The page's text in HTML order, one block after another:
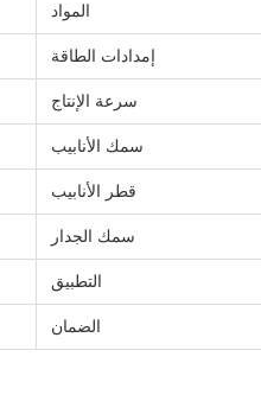
المواد
إمدادات الطاقة
سرعة الإنتاج
سمك الأنابيب
قطر الأنابيب
سمك الجدار
التطبيق
الضمان